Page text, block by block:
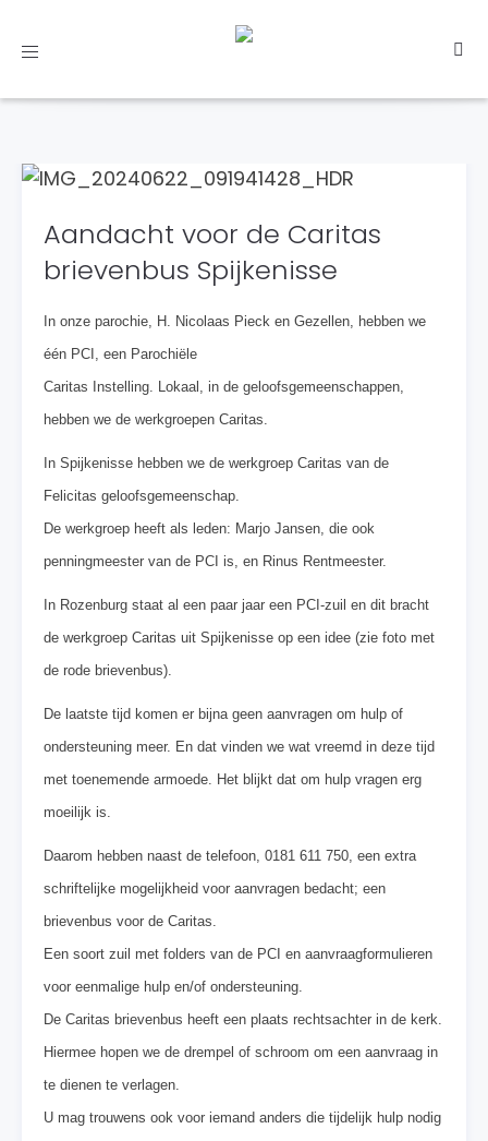
Toggle
Aandacht voor de Caritas
brievenbus Spijkenisse
In onze parochie, H. Nicolaas Pieck en Gezellen, hebben we
één PCI, een Parochiële
Caritas Instelling. Lokaal, in de geloofsgemeenschappen,
hebben we de werkgroepen Caritas.
In Spijkenisse hebben we de werkgroep Caritas van de
Felicitas geloofsgemeenschap.
De werkgroep heeft als leden: Marjo Jansen, die ook
penningmeester van de PCI is, en Rinus Rentmeester.
In Rozenburg staat al een paar jaar een PCI-zuil en dit bracht
de werkgroep Caritas uit Spijkenisse op een idee (zie foto met
de rode brievenbus).
De laatste tijd komen er bijna geen aanvragen om hulp of
ondersteuning meer. En dat vinden we wat vreemd in deze tijd
met toenemende armoede. Het blijkt dat om hulp vragen erg
moeilijk is.
Daarom hebben naast de telefoon, 0181 611 750, een extra
schriftelijke mogelijkheid voor aanvragen bedacht; een
brievenbus voor de Caritas.
Een soort zuil met folders van de PCI en aanvraagformulieren
voor eenmalige hulp en/of ondersteuning.
De Caritas brievenbus heeft een plaats rechtsachter in de kerk.
Hiermee hopen we de drempel of schroom om een aanvraag in
te dienen te verlagen.
U mag trouwens ook voor iemand anders die tijdelijk hulp nodig